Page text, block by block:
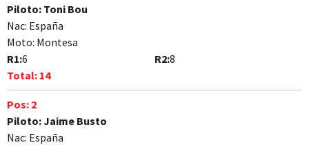
Piloto: Toni Bou
Nac: España
Moto: Montesa
R1:6 R2:8
Total: 14
Pos: 2
Piloto:Jaime Busto
Nac: España